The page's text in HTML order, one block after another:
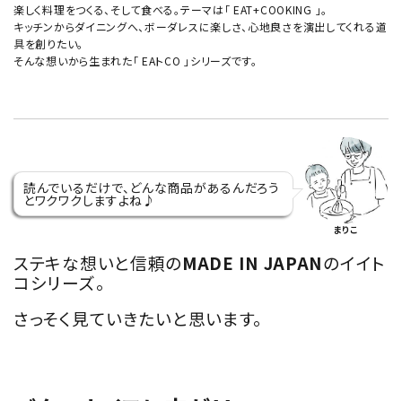
楽しく料理をつくる、そして食べる。テーマは「 EAT+COOKING 」。
キッチンからダイニングへ、ボーダレスに楽しさ、心地良さを演出してくれる道
具を創りたい。
そんな想いから生まれた「 EAトCO 」シリーズです。
読んでいるだけで、どんな商品があるんだろう
とワクワクしますよね♪
まりこ
ステキな想いと信頼のMADE IN JAPANのイイト
コシリーズ。
さっそく見ていきたいと思います。